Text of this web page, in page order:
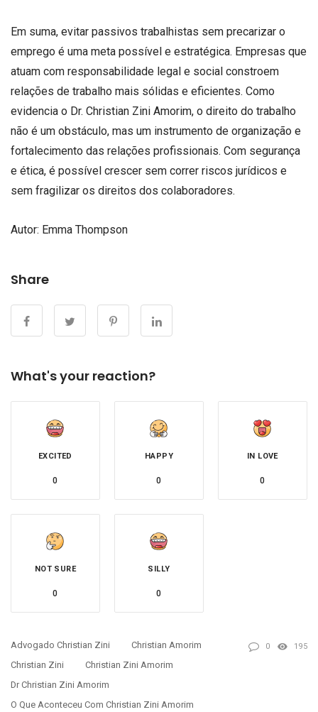
Em suma, evitar passivos trabalhistas sem precarizar o
emprego é uma meta possível e estratégica. Empresas que
atuam com responsabilidade legal e social constroem
relações de trabalho mais sólidas e eficientes. Como
evidencia o Dr. Christian Zini Amorim, o direito do trabalho
não é um obstáculo, mas um instrumento de organização e
fortalecimento das relações profissionais. Com segurança
e ética, é possível crescer sem correr riscos jurídicos e
sem fragilizar os direitos dos colaboradores.
Autor: Emma Thompson
Share
What's your reaction?
EXCITED
0
HAPPY
0
IN LOVE
0
NOT SURE
0
SILLY
0
Advogado Christian Zini
Christian Amorim
Christian Zini
Christian Zini Amorim
Dr Christian Zini Amorim
O Que Aconteceu Com Christian Zini Amorim
0 195